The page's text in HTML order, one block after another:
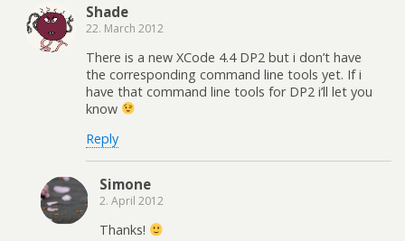
Shade
22. March 2012
There is a new XCode 4.4 DP2 but i don’t have
the corresponding command line tools yet. If i
have that command line tools for DP2 i’ll let you
know
Reply
Simone
2. April 2012
Thanks!